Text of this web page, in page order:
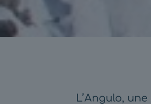
L’Angulo,